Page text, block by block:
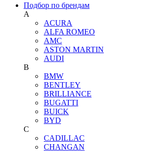
Подбор по брендам
A
ACURA
ALFA ROMEO
AMC
ASTON MARTIN
AUDI
B
BMW
BENTLEY
BRILLIANCE
BUGATTI
BUICK
BYD
C
CADILLAC
CHANGAN